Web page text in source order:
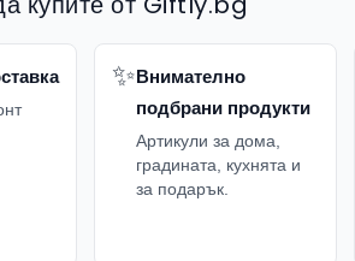
✨Внимателно
подбрани продукти
Артикули за дома,
градината, кухнята и
за подарък.